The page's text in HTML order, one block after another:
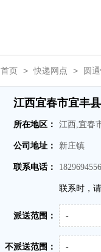
首页 > 快递网点 > 圆
江西宜春市宜丰
所在地区： 江西,宜春
公司地址： 新庄镇
联系电话：
联系时，
派送范围： -
不派送范围： -